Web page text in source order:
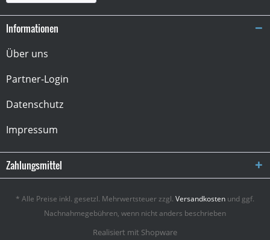
Informationen
Über uns
Partner-Login
Datenschutz
Impressum
Zahlungsmittel
* Alle Preise inkl. gesetzl. Mehrwertsteuer zzgl. Versandkosten und ggf.
Nachnahmegebühren, wenn nicht anders beschrieben
Realisiert mit Shopware